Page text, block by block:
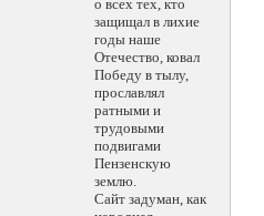
о всех тех, кто
защищал в лихие
годы наше
Отечество, ковал
Победу в тылу,
прославлял
ратными и
трудовыми
подвигами
Пензенскую
землю.
Сайт задуман, как